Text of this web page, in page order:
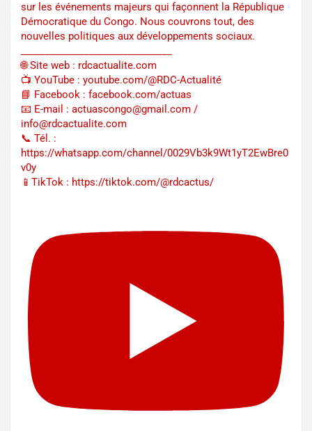
sur les événements majeurs qui façonnent la République
Démocratique du Congo. Nous couvrons tout, des
nouvelles politiques aux développements sociaux.
🌐 Site web : rdcactualite.com
📺 YouTube : youtube.com/@RDC-Actualité
📘 Facebook : facebook.com/actuas
📧 E-mail : actuascongo@gmail.com /
info@rdcactualite.com
📞 Tél. : ‪‪‪‪‪‪‪‪‪‪‪‪‪‪‪‪‪‪‪‪‪‪‪‪‪‪‪‪‪‪‪‪
https://whatsapp.com/channel/0029Vb3k9Wt1yT2EwBre0
v0y
📱TikTok : https://tiktok.com/@rdcactus/